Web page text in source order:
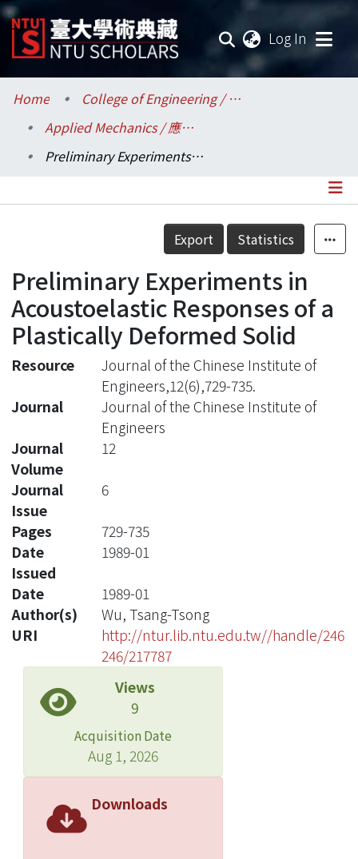
Log In
Communities & Collections
Research Outputs
Statistics
Home
College of Engineering / 工學院
Applied Mechanics / 應用力學研究所
Preliminary Experiments in Acoustoelastic Responses of a Plastically Deformed Solid
Details
Export Statistics
Preliminary Experiments in
Acoustoelastic Responses of a
Plastically Deformed Solid
Resource
Journal of the Chinese Institute of
Engineers,12(6),729-735.
Journal
Journal of the Chinese Institute of
Engineers
Journal
Volume
12
Journal
Issue
6
Pages
729-735
Date
Issued
1989-01
Date
1989-01
Author(s)
Wu, Tsang-Tsong
URI
http://ntur.lib.ntu.edu.tw//handle/246
246/217787
Views
9
Acquisition Date
Aug 1, 2026
Downloads